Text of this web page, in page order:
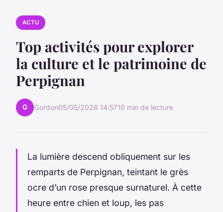
ACTU
Top activités pour explorer
la culture et le patrimoine de
Perpignan
G Gordon05/05/2026 14:5710 min de lecture
La lumière descend obliquement sur les
remparts de Perpignan, teintant le grès
ocre d’un rose presque surnaturel. À cette
heure entre chien et loup, les pas